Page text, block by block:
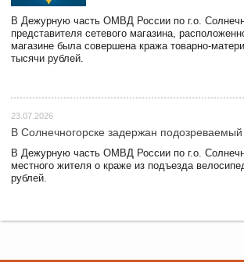
В Дежурную часть ОМВД России по г.о.
представителя сетевого магазина,
магазине была совершена кража товарно-
тысячи рублей.
23.07.2026
В Солнечногорске задержан
В Дежурную часть ОМВД России по г.о.
местного жителя о краже из подъезда
рублей.